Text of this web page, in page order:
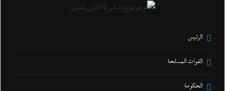
الرئيس
القوات المسلحة
الحكومة